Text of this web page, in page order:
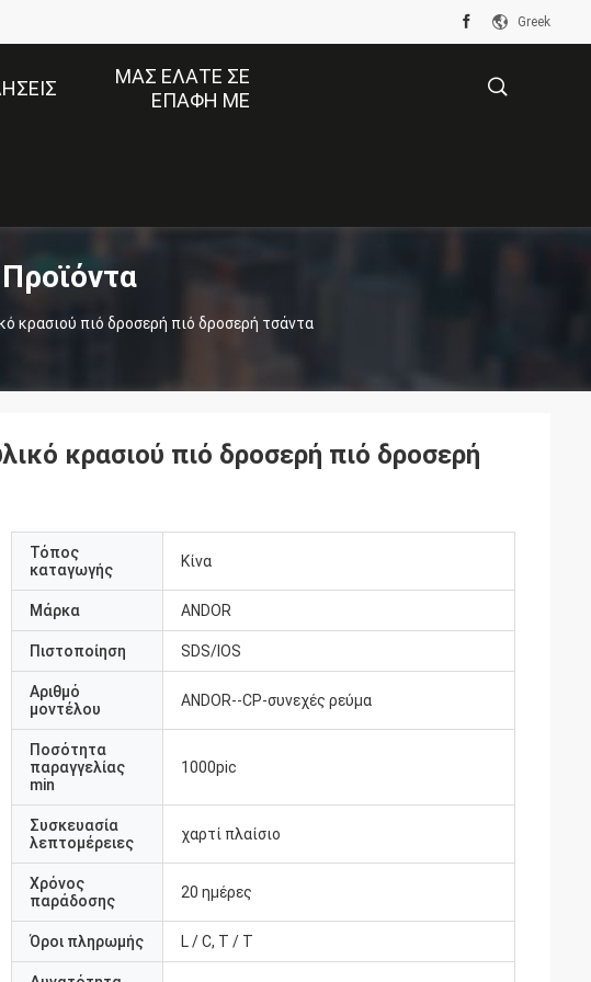
Greek
ΜΑΣ ΕΛΆΤΕ ΣΕ
ΕΠΑΦΉ ΜΕ
κρασιού πιό δροσερή πιό δροσερή τσάντα
κρασιού πιό δροσερή πιό δροσερή
Τόπος
καταγωγής
Κίνα
Μάρκα ANDOR
Πιστοποίηση SDS/IOS
Αριθμό
μοντέλου
ANDOR--CP-συνεχές ρεύμα
Ποσότητα
παραγγελίας
min
1000pic
Συσκευασία
λεπτομέρειες
χαρτί πλαίσιο
Χρόνος
παράδοσης
20 ημέρες
Όροι πληρωμής L / C, T / T